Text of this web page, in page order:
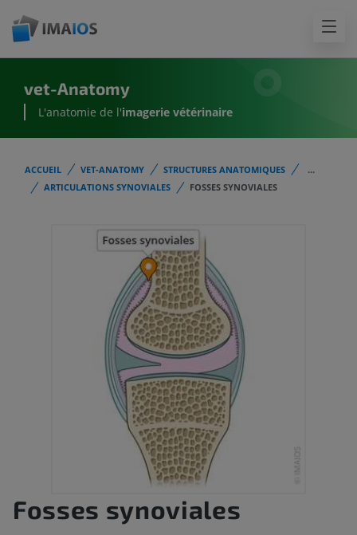
vet-Anatomy
L'anatomie de l'imagerie vétérinaire
ACCUEIL VET-ANATOMY STRUCTURES ANATOMIQUES
...
ARTICULATIONS SYNOVIALES
FOSSES SYNOVIALES
Fosses synoviales